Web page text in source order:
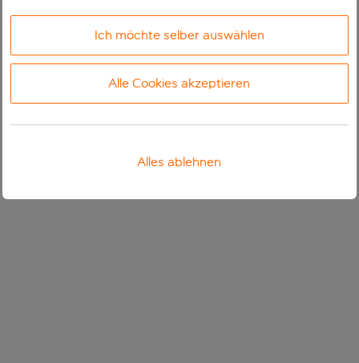
Ich möchte selber auswählen
Alle Cookies akzeptieren
Alles ablehnen